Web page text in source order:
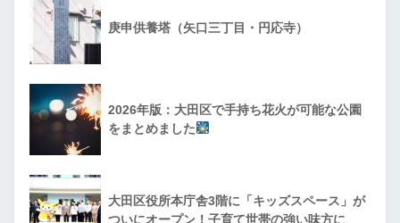
庚申供養塔（矢口三丁目・円応寺）
2026年版：大田区で手持ち花火が可能な公園
をまとめました
大田区役所本庁舎3階に「キッズスペース」が
ついにオープン！子育て世帯の強い味方に